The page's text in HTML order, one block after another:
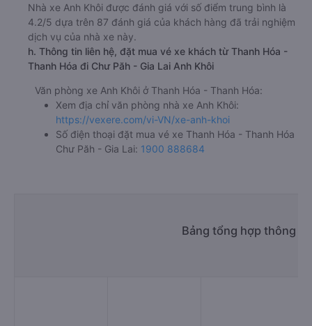
Nhà xe Anh Khôi được đánh giá với số điểm trung bình là
4.2/5 dựa trên 87 đánh giá của khách hàng đã trải nghiệm
dịch vụ của nhà xe này.
h. Thông tin liên hệ, đặt mua vé xe khách từ Thanh Hóa -
Thanh Hóa đi Chư Păh - Gia Lai Anh Khôi
Văn phòng xe Anh Khôi ở Thanh Hóa - Thanh Hóa:
Xem địa chỉ văn phòng nhà xe Anh Khôi:
https://vexere.com/vi-VN/xe-anh-khoi
Số điện thoại đặt mua vé xe Thanh Hóa - Thanh Hóa
Chư Păh - Gia Lai: 1900 888684
Bảng tổng hợp thông